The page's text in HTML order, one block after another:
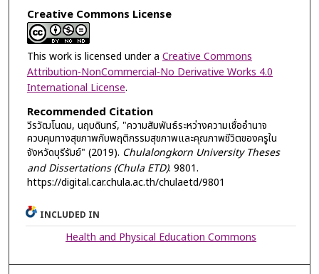
Creative Commons License
This work is licensed under a Creative Commons
Attribution-NonCommercial-No Derivative Works 4.0
International License.
Recommended Citation
วีรวัฒโนดม, นฤบดินทร์, "ความสัมพันธ์ระหว่างความเชื่ออำนาจ
ควบคุมทางสุขภาพกับพฤติกรรมสุขภาพและคุณภาพชีวิตของครูใน
จังหวัดบุรีรัมย์" (2019). Chulalongkorn University Theses
and Dissertations (Chula ETD). 9801.
https://digital.car.chula.ac.th/chulaetd/9801
INCLUDED IN
Health and Physical Education Commons